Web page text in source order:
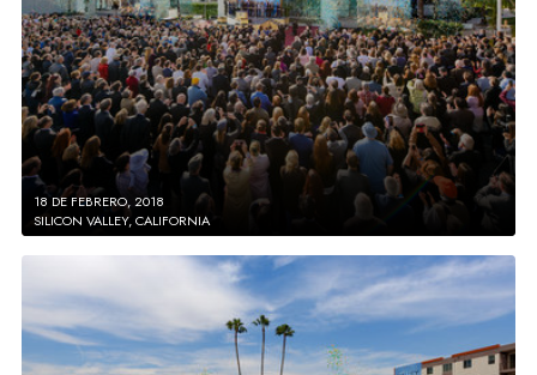
18 DE FEBRERO, 2018
SILICON VALLEY, CALIFORNIA